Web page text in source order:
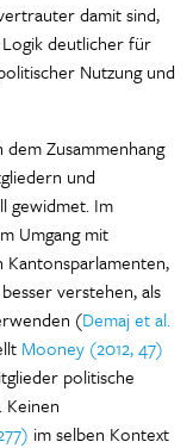
damit sind,
deutlicher für
Nutzung und
dem Zusammenhang
und
gewidmet. Im
Umgang mit
verstehen, als
(Demaj et al.
Mooney (2012, 47)
politische
im selben Kontext